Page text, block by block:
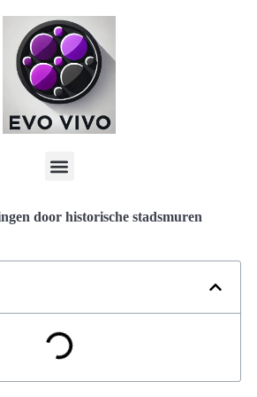
door historische stadsmuren